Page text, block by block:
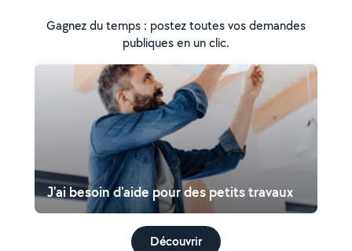
Gagnez du temps : postez toutes vos demandes
publiques en un clic.
J'ai besoin d'aide pour des petits travaux
Découvrir